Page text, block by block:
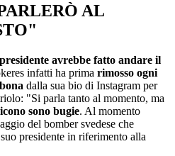
AL
avrebbe fatto andare il
infatti ha prima rimosso ogni
dalla sua bio di Instagram per
"Si parla tanto al momento, ma
sono bugie. Al momento
del bomber svedese che
presidente in riferimento alla